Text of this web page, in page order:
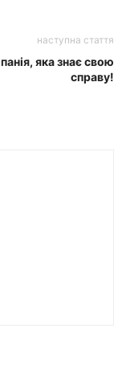
наступна стаття
яка знає свою
справу!